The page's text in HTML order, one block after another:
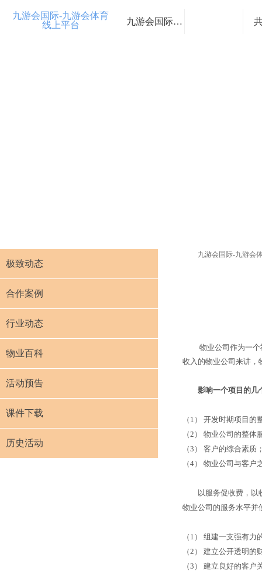
九游会国际-九游会体育
线上平台
九游会国际-九游会体育线上平台
物业公司作为一个社
收入的物业公司来讲，
影响一个项目的几
（ 1 ）
开发时期项目的
（2 ）
物业公司的整体
（3 ）
客户的综合素质
（4） 物业公司与客户
以服务促收费，以收
物业公司的服务水平并
（ 1 ）
组建一支强有力
（2 ）
建立公开透明的
（3 ）
建立良好的客户
九游会国际-九游会
极致动态
合作案例
行业动态
物业百科
活动预告
课件下载
历史活动